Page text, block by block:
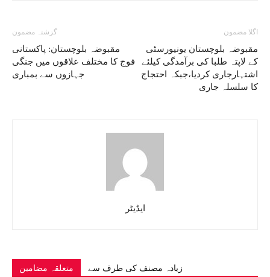
گزشتہ مضمون
مقبوضہ بلوچستان: پاکستانی
فوج کا مختلف علاقوں میں جنگی
جہازوں سے بمباری
اگلا مضمون
مقبوضہ بلوچستان یونیورسٹی
کے لاپتہ طلبا کی برآمدگی کیلئے
اشتہارجاری کردیا،جبکہ احتجاج
کا سلسلہ جاری
ایڈیٹر
متعلقہ مضامین زیادہ مصنف کی طرف سے